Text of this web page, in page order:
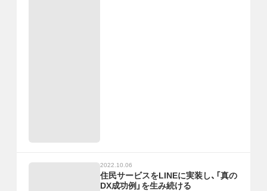
2022.10.06
住民サービスをLINEに実装し、「真の
DX成功例」を生み続ける